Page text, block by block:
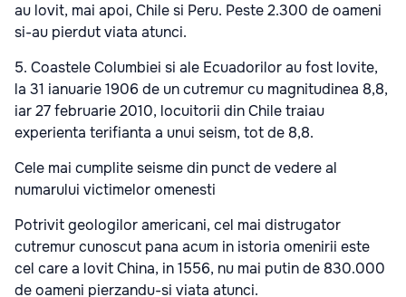
au lovit, mai apoi, Chile si Peru. Peste 2.300 de oameni
si-au pierdut viata atunci.
5. Coastele Columbiei si ale Ecuadorilor au fost lovite,
la 31 ianuarie 1906 de un cutremur cu magnitudinea 8,8,
iar 27 februarie 2010, locuitorii din Chile traiau
experienta terifianta a unui seism, tot de 8,8.
Cele mai cumplite seisme din punct de vedere al
numarului victimelor omenesti
Potrivit geologilor americani, cel mai distrugator
cutremur cunoscut pana acum in istoria omenirii este
cel care a lovit China, in 1556, nu mai putin de 830.000
de oameni pierzandu-si viata atunci.